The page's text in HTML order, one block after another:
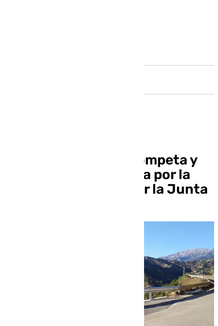
La carretera entre Cómpeta y
Torrox que fue dañada por la
DANA es reabierta por la Junta